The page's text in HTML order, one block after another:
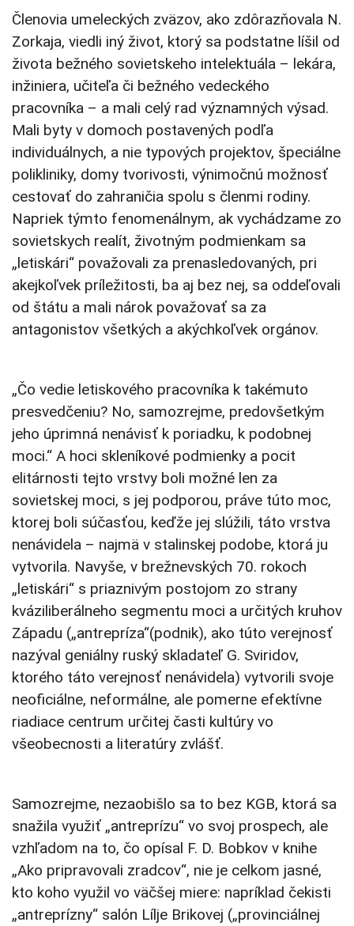
Členovia umeleckých zväzov, ako zdôrazňovala N.
Zorkaja, viedli iný život, ktorý sa podstatne líšil od
života bežného sovietskeho intelektuála – lekára,
inžiniera, učiteľa či bežného vedeckého
pracovníka – a mali celý rad významných výsad.
Mali byty v domoch postavených podľa
individuálnych, a nie typových projektov, špeciálne
polikliniky, domy tvorivosti, výnimočnú možnosť
cestovať do zahraničia spolu s členmi rodiny.
Napriek týmto fenomenálnym, ak vychádzame zo
sovietskych realít, životným podmienkam sa
„letiskári“ považovali za prenasledovaných, pri
akejkoľvek príležitosti, ba aj bez nej, sa oddeľovali
od štátu a mali nárok považovať sa za
antagonistov všetkých a akýchkoľvek orgánov.
„Čo vedie letiskového pracovníka k takémuto
presvedčeniu? No, samozrejme, predovšetkým
jeho úprimná nenávisť k poriadku, k podobnej
moci.“ A hoci skleníkové podmienky a pocit
elitárnosti tejto vrstvy boli možné len za
sovietskej moci, s jej podporou, práve túto moc,
ktorej boli súčasťou, keďže jej slúžili, táto vrstva
nenávidela – najmä v stalinskej podobe, ktorá ju
vytvorila. Navyše, v brežnevských 70. rokoch
„letiskári“ s priaznivým postojom zo strany
kváziliberálneho segmentu moci a určitých kruhov
Západu („antrepríza“(podnik), ako túto verejnosť
nazýval geniálny ruský skladateľ G. Sviridov,
ktorého táto verejnosť nenávidela) vytvorili svoje
neoficiálne, neformálne, ale pomerne efektívne
riadiace centrum určitej časti kultúry vo
všeobecnosti a literatúry zvlášť.
Samozrejme, nezaobišlo sa to bez KGB, ktorá sa
snažila využiť „antreprízu“ vo svoj prospech, ale
vzhľadom na to, čo opísal F. D. Bobkov v knihe
„Ako pripravovali zradcov“, nie je celkom jasné,
kto koho využil vo väčšej miere: napríklad čekisti
„antreprízny“ salón Lílje Brikovej („provinciálnej